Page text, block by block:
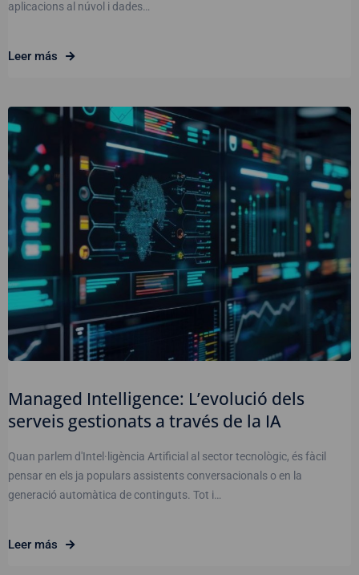
aplicacions al núvol i dades…
Leer más
Managed Intelligence: L’evolució dels
serveis gestionats a través de la IA
Quan parlem d'Intel·ligència Artificial al sector tecnològic, és fàcil
pensar en els ja populars assistents conversacionals o en la
generació automàtica de continguts. Tot i…
Leer más